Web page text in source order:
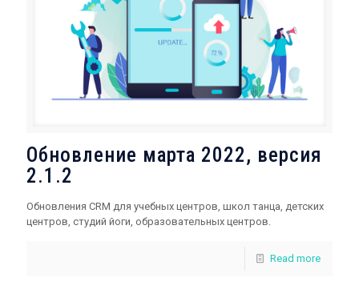
Обновление марта 2022, версия
2.1.2
Обновления CRM для учебных центров, школ танца, детских
центров, студий йоги, образовательных центров.
Read more